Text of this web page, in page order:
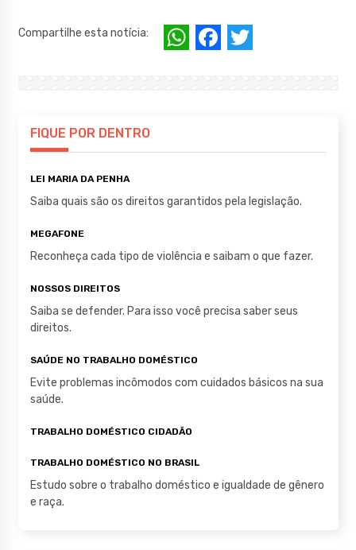
Compartilhe esta notícia:
W
p
F
k
FIQUE POR DENTRO
LEI MARIA DA PENHA
Saiba quais são os direitos garantidos pela legislação.
MEGAFONE
Reconheça cada tipo de violência e saibam o que fazer.
NOSSOS DIREITOS
Saiba se defender. Para isso você precisa saber seus
direitos.
SAÚDE NO TRABALHO DOMÉSTICO
Evite problemas incômodos com cuidados básicos na sua
saúde.
TRABALHO DOMÉSTICO CIDADÃO
TRABALHO DOMÉSTICO NO BRASIL
Estudo sobre o trabalho doméstico e igualdade de gênero
e raça.